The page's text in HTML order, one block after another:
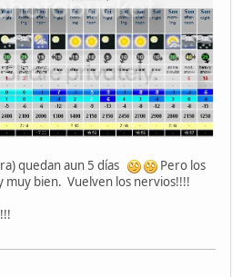
quedan aun 5 días
Pero los
muy bien. Vuelven los nervios!!!!